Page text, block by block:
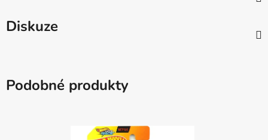
Diskuze
Podobné produkty